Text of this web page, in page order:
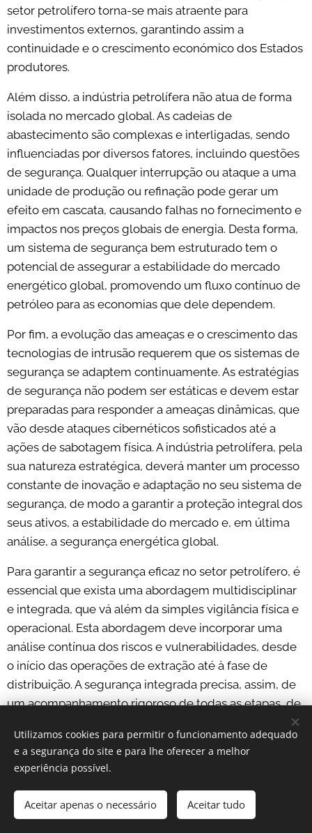
setor petrolífero torna-se mais atraente para
investimentos externos, garantindo assim a
continuidade e o crescimento económico dos Estados
produtores.
Além disso, a indústria petrolífera não atua de forma
isolada no mercado global. As cadeias de
abastecimento são complexas e interligadas, sendo
influenciadas por diversos fatores, incluindo questões
de segurança. Qualquer interrupção ou ataque a uma
unidade de produção ou refinação pode gerar um
efeito em cascata, causando falhas no fornecimento e
impactos nos preços globais de energia. Desta forma,
um sistema de segurança bem estruturado tem o
potencial de assegurar a estabilidade do mercado
energético global, promovendo um fluxo contínuo de
petróleo para as economias que dele dependem.
Por fim, a evolução das ameaças e o crescimento das
tecnologias de intrusão requerem que os sistemas de
segurança se adaptem continuamente. As estratégias
de segurança não podem ser estáticas e devem estar
preparadas para responder a ameaças dinâmicas, que
vão desde ataques cibernéticos sofisticados até a
ações de sabotagem física. A indústria petrolífera, pela
sua natureza estratégica, deverá manter um processo
constante de inovação e adaptação no seu sistema de
segurança, de modo a garantir a proteção integral dos
seus ativos, a estabilidade do mercado e, em última
análise, a segurança energética global.
Para garantir a segurança eficaz no setor petrolífero, é
essencial que exista uma abordagem multidisciplinar
e integrada, que vá além da simples vigilância física e
operacional. Esta abordagem deve incorporar uma
análise contínua dos riscos e vulnerabilidades, desde
o início das operações de extração até à fase de
distribuição. A segurança integrada precisa, assim, de
um acompanhamento rigoroso de todas as etapas, de
possam comprometer a integridade das instalações, a
segurança dos trabalhadores e o meio ambiente.
Um dos principais pilares desta segurança integrada
reside na implementação de tecnologias de
Utilizamos cookies para permitir o funcionamento adequado
e a segurança do site e para lhe oferecer a melhor
experiência possível.
Aceitar apenas o necessário Aceitar tudo